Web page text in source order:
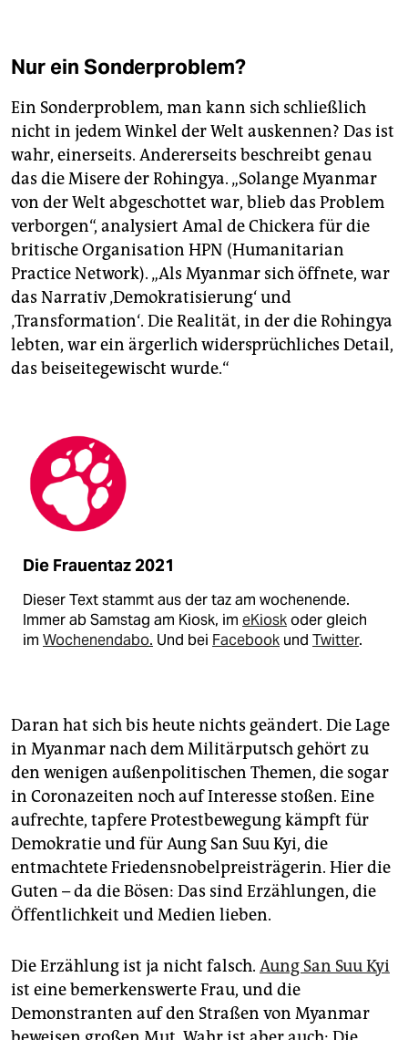
Nur ein Sonderproblem?
Ein Sonderproblem, man kann sich schließlich
nicht in jedem Winkel der Welt auskennen? Das ist
wahr, einerseits. Andererseits beschreibt genau
das die Misere der Rohingya. „Solange Myan­mar
von der Welt abgeschottet war, blieb das Problem
verborgen“, analysiert Amal de Chickera für die
britische Organisation HPN (Humanitarian
Practice Network). „Als Myanmar sich öffnete, war
das Narrativ ‚Demokratisierung‘ und
‚Transformation‘. Die Realität, in der die Rohingya
lebten, war ein ärgerlich widersprüchliches Detail,
das beiseitegewischt wurde.“
Die Frauentaz 2021
Dieser Text stammt aus der taz am wochenende.
Immer ab Samstag am Kiosk, im eKioskoder gleich
im Wochenendabo. Und bei Facebook und Twitter.
Daran hat sich bis heute nichts geändert. Die Lage
in Myanmar nach dem Militärputsch gehört zu
den wenigen außenpolitischen Themen, die sogar
in Coronazeiten noch auf Interesse stoßen. Eine
aufrechte, tapfere Protestbewegung kämpft für
Demokratie und für Aung San Suu Kyi, die
entmachtete Friedensnobelpreisträgerin. Hier die
Guten – da die Bösen: Das sind Erzählungen, die
Öffentlichkeit und Medien lieben.
Die Erzählung ist ja nicht falsch. Aung San Suu Kyi
ist eine bemerkenswerte Frau, und die
Demonstranten auf den Straßen von Myanmar